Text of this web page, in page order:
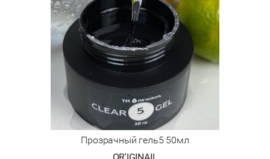
Прозрачный гель5 50мл